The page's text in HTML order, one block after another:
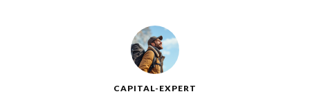
CAPITAL-EXPERT